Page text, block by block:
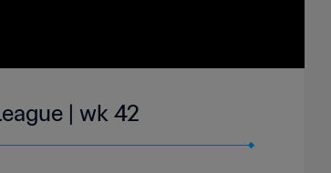
| wk 42